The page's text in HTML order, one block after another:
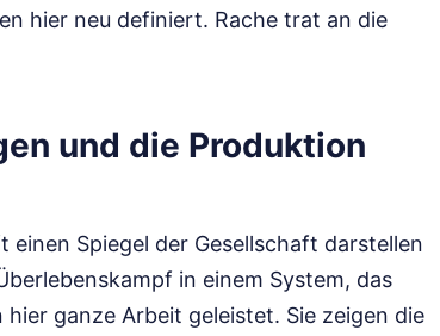
hier neu definiert. Rache trat an die
und die Produktion
einen Spiegel der Gesellschaft darstellen
in einem System, das
ganze Arbeit geleistet. Sie zeigen die